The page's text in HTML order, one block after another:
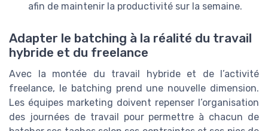
afin de maintenir la productivité sur la semaine.
Adapter le batching à la réalité du travail
hybride et du freelance
Avec la montée du travail hybride et de l’activité
freelance, le batching prend une nouvelle dimension.
Les équipes marketing doivent repenser l’organisation
des journées de travail pour permettre à chacun de